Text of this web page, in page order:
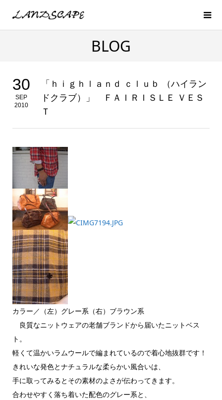
BLOG
30
SEP
2010
「ｈｉｇｈｌａｎｄ ｃｌｕｂ （ハイラン
ドクラブ）」 ＦＡＩＲＩＳＬＥ ＶＥＳ
Ｔ
カラー／（左）グレー系（右）ブラウン系
良質なニットウェアの老舗ブランドから届いたニットベス
ト。
軽くて温かいラムウールで編まれているので着心地抜群です！
きれいな発色とナチュラルな柔らかい風合いは、
手に取ってみるとその素材のよさが伝わってきます。
合わせやすく落ち着いた配色のグレー系と、